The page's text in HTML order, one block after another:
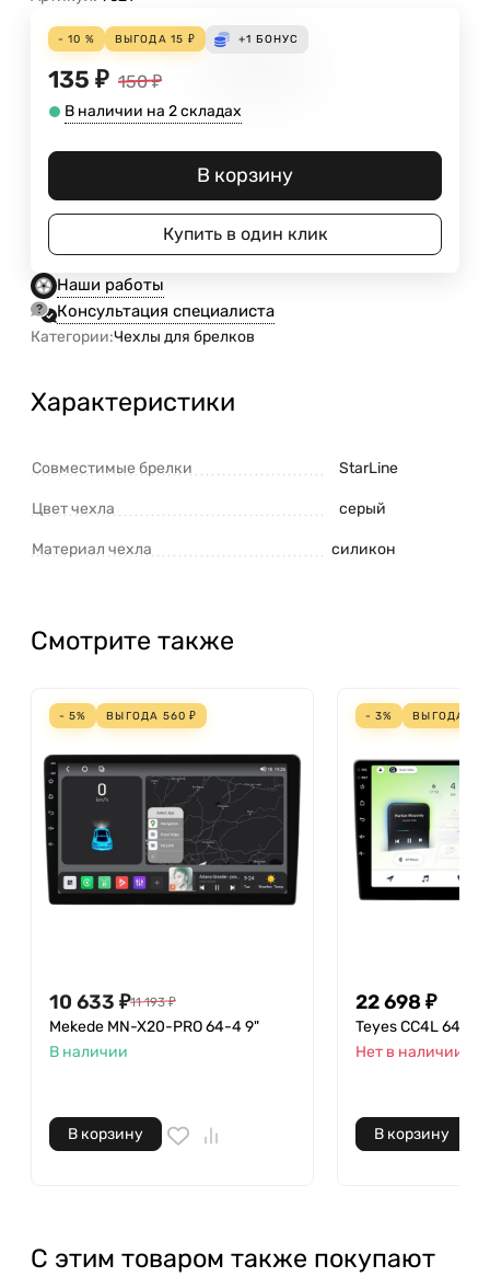
- 10 % ВЫГОДА 15 ₽ +1 БОНУС
135 ₽ 150 ₽
В наличии на 2 складах
В корзину
Купить в один клик
Наши работы
Консультация специалиста
Категории:Чехлы для брелков
Характеристики
Совместимые брелки StarLine
Цвет чехла серый
Материал чехла силикон
Смотрите также
- 5% ВЫГОДА 560 ₽
10 633 ₽11 193 ₽
Mekede MN-X20-PRO 64-4 9"
В наличии
В корзину
- 3% ВЫГОДА
22 698 ₽
Teyes CC4L 64-6
Нет в наличии
В корзину
С этим товаром также покупают